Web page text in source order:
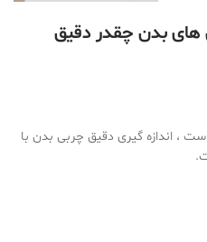
های بدن چقدر دقیق
، اندازه گیری دقیق چربی بدن با